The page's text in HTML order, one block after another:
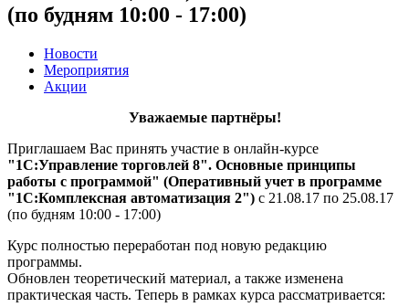
(по будням 10:00 - 17:00)
Новости
Мероприятия
Акции
Уважаемые партнёры!
Приглашаем Вас принять участие в онлайн-курсе
"1С:Управление торговлей 8". Основные принципы
работы с программой" (Оперативный учет в программe
"1С:Комплексная автоматизация 2") с 21.08.17 по 25.08.17
(по будням 10:00 - 17:00)
Курс полностью переработан под новую редакцию
программы.
Обновлен теоретический материал, а также изменена
практическая часть. Теперь в рамках курса рассматривается: